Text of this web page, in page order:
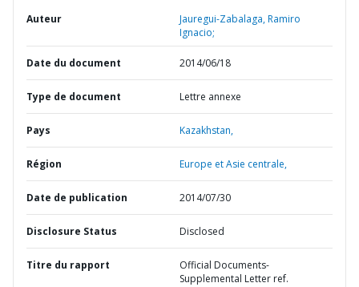
Auteur
Jauregui-Zabalaga, Ramiro
Ignacio;
Date du document 2014/06/18
Type de document Lettre annexe
Pays Kazakhstan,
Région Europe et Asie centrale,
Date de publication 2014/07/30
Disclosure Status Disclosed
Titre du rapport
Official Documents-
Supplemental Letter ref.